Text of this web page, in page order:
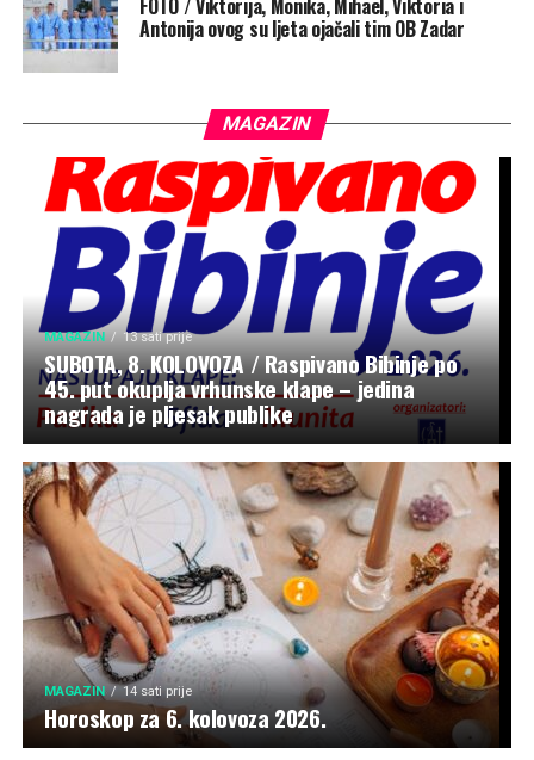
FOTO / Viktorija, Monika, Mihael, Viktoria i
Antonija ovog su ljeta ojačali tim OB Zadar
MAGAZIN
MAGAZIN 13 sati prije
SUBOTA, 8. KOLOVOZA / Raspivano Bibinje po
45. put okuplja vrhunske klape – jedina
nagrada je pljesak publike
MAGAZIN 14 sati prije
Horoskop za 6. kolovoza 2026.